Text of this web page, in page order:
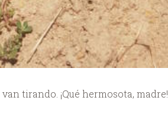
tirando. ¡Qué hermosota, madre!